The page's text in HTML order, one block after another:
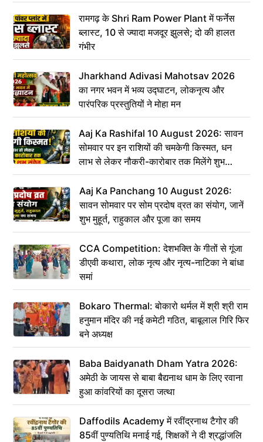
रामगढ़ के Shri Ram Power Plant में फर्नेस
ब्लास्ट, 10 से ज्यादा मजदूर झुलसे; दो की हालत
गंभीर
Jharkhand Adivasi Mahotsav 2026
का नगर भवन में भव्य उद्घाटन, लोकनृत्य और
पारंपरिक प्रस्तुतियों ने मोहा मन
Aaj Ka Rashifal 10 August 2026: सावन
सोमवार पर इन राशियों की चमकेगी किस्मत, धन
लाभ से लेकर नौकरी-कारोबार तक मिलेंगे शुभ
संकेत
Aaj Ka Panchang 10 August 2026:
सावन सोमवार पर सोम प्रदोष व्रत का संयोग, जानें
शुभ मुहूर्त, राहुकाल और पूजा का समय
CCA Competition: देशभक्ति के गीतों से गूंजा
डीएवी कथारा, लोक नृत्य और नृत्य-नाटिका ने बांधा
समां
Bokaro Thermal: बोकारो थर्मल में श्री श्री राम
हनुमान मंदिर की नई कमेटी गठित, बाबूलाल गिरि फिर
बने अध्यक्ष
Baba Baidyanath Dham Yatra 2026:
अमेठी के जायस से बाबा बैद्यनाथ धाम के लिए रवाना
हुआ कांवरियों का दूसरा जत्था
Daffodils Academy में रवींद्रनाथ टैगोर की
85वीं पुण्यतिथि मनाई गई, शिक्षकों ने दी श्रद्धांजलि